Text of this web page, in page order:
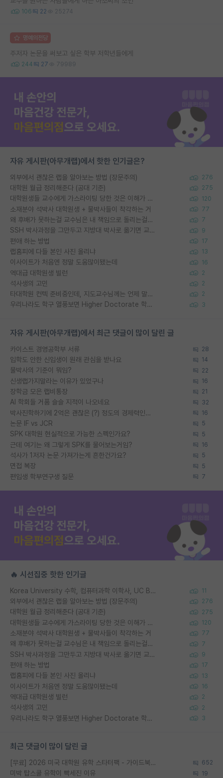
106 22 25274
명예의전당
주저자 논문을 써보고 싶은 학부 저학년들에게
244 27 79989
자유 게시판(아무개랩)에서 핫한 인기글은?
외부에서 괜찮은 랩을 알아보는 방법 (장문주의) 276
대학원 월급 정리해준다 (공대 기준) 275
대학원생들 교수에게 가스라이팅 당한 것은 이해가 갑니다. 안타깝네요. 120
소재분야 석박사 대학원생 + 물박사들이 착각하는 거 77
왜 후배가 못하는걸 교수님은 내 책임으로 돌리는걸까요? 7
SSH 박사과정을 그만두고 지방대 박사로 옮기면 교수의 꿈은 끝일까요? 9
편애 하는 방법 17
랩홈피에 다들 본인 사진 올리냐 13
이사이트가 처음엔 정말 도움많이됐는데 16
역대급 대학원생 빌런 2
석사생의 고민 2
타대학원 컨텍 준비중인데, 지도교수님께는 언제 말씀드려야 할까요? 2
우리나라도 학구 열풍보면 Higher Doctorate 학위가 필요하다고 봅니다. 3
자유 게시판(아무개랩)에서 최근 댓글이 많이 달린 글
카이스트 경영공학부 서류 28
입학도 안한 신입생이 원래 관심을 받나요 14
물박사의 기준이 뭐임? 22
신생랩가지말라는 이유가 있었구나 16
장학금 모은 랩비통장 21
AI 학회들 거품 슬슬 지적이 나오네요 32
박사진학하기에 2억은 괜찮은 (?) 정도의 경제력인가요 16
논문 IF vs JCR 5
SPK 대학원 현실적으로 가능한 스펙인가요? 5
근데 여기는 왜 그렇게 SPK를 물어보는거임? 16
석사가 1저자 논문 가져가는게 흔한건가요? 5
면접 복장 5
편입생 학부연구생 질문 7
🔥 시선집중 핫한 인기글
Korea University 수학, 컴퓨터과학 이학사, UC Berkeley 산업공학 대학원 공학박사가 되는 것은 쉽지 않겠죠? 11
외부에서 괜찮은 랩을 알아보는 방법 (장문주의) 276
대학원 월급 정리해준다 (공대 기준) 275
대학원생들 교수에게 가스라이팅 당한 것은 이해가 갑니다. 안타깝네요. 120
소재분야 석박사 대학원생 + 물박사들이 착각하는 거 77
왜 후배가 못하는걸 교수님은 내 책임으로 돌리는걸까요? 7
SSH 박사과정을 그만두고 지방대 박사로 옮기면 교수의 꿈은 끝일까요? 9
편애 하는 방법 17
랩홈피에 다들 본인 사진 올리냐 13
이사이트가 처음엔 정말 도움많이됐는데 16
역대급 대학원생 빌런 2
석사생의 고민 2
우리나라도 학구 열풍보면 Higher Doctorate 학위가 필요하다고 봅니다. 3
최근 댓글이 많이 달린 글
[무료] 2026 미국 대학원 유학 스타터팩 - 가이드북 & 합격자 컨택메일 템플릿 652
미박 탑스쿨 유학이 빡세진 이유 19